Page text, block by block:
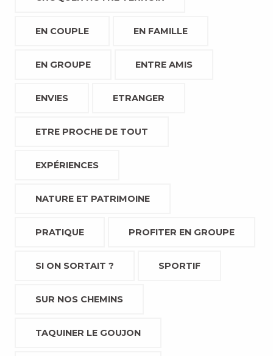
EN COUPLE EN FAMILLE
EN GROUPE ENTRE AMIS
ENVIES ETRANGER
ETRE PROCHE DE TOUT
EXPÉRIENCES
NATURE ET PATRIMOINE
PRATIQUE PROFITER EN GROUPE
SI ON SORTAIT ? SPORTIF
SUR NOS CHEMINS
TAQUINER LE GOUJON